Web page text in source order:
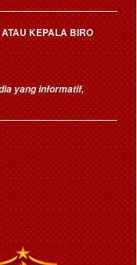
KEPALA BIRO
yang informatif,